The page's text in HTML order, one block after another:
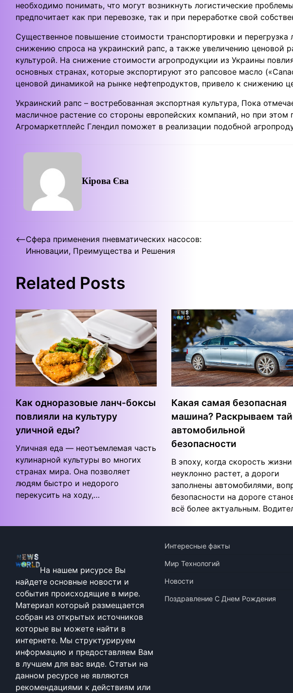
необходимо понимать, что могут возникнуть логистические
предпочитает как при перевозке, так и при переработке свой
Существенное повышение стоимости транспортировки и перегрузка
снижению спроса на украинский рапс, а также увеличению ценовой
культурой. На снижение стоимости агропродукции из Украины
основных странах, которые экспортируют это рапсовое масло
ценовой динамикой на рынке нефтепродуктов, привело к снижению
Украинский рапс – востребованная экспортная культура, Пока
масличное растение со стороны европейских компаний, но при
Агромаркетплейс Глендил поможет в реализации подобной
Кірова Єва
Post
navigation
⟵Сфера применения пневматических насосов:
Инновации, Преимущества и Решения
Related Posts
Как одноразовые ланч-боксы
повлияли на культуру
уличной еды?
Уличная еда ― неотъемлемая часть
кулинарной культуры во многих
странах мира. Она позволяет
людям быстро и недорого
перекусить на ходу,…
Какая самая безопасная
машина? Раскрываем
автомобильной
безопасности
В эпоху, когда скорость жизни
неуклонно растет, а дороги
заполнены автомобилями,
безопасности на дороге
всё более актуальным.
На нашем рисурсе Вы
найдете основные новости и
события происходящие в мире.
Материал который размещается
собран из открытых источников
которые вы можете найти в
интернете. Мы структурируем
информацию и предоставляем Вам
в лучшем для вас виде. Статьи на
данном ресурсе не являются
рекомендациями к действиям или
Интересные факты
Мир Технологий
Новости
Поздравление С Днем Рождения